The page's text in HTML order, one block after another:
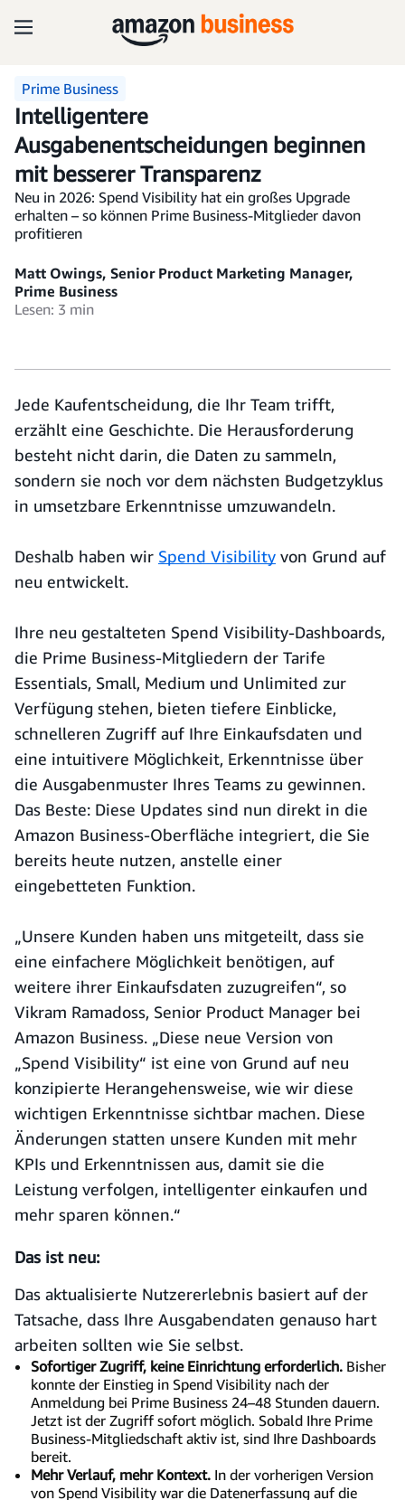
Prime Business
Intelligentere
Ausgabenentscheidungen beginnen
mit besserer Transparenz
Neu in 2026: Spend Visibility hat ein großes Upgrade
erhalten – so können Prime Business-Mitglieder davon
profitieren
Matt Owings, Senior Product Marketing Manager,
Prime Business
Lesen: 3 min
Jede Kaufentscheidung, die Ihr Team trifft,
erzählt eine Geschichte. Die Herausforderung
besteht nicht darin, die Daten zu sammeln,
sondern sie noch vor dem nächsten Budgetzyklus
in umsetzbare Erkenntnisse umzuwandeln.
Deshalb haben wir Spend Visibility von Grund auf
neu entwickelt.
Ihre neu gestalteten Spend Visibility-Dashboards,
die Prime Business-Mitgliedern der Tarife
Essentials, Small, Medium und Unlimited zur
Verfügung stehen, bieten tiefere Einblicke,
schnelleren Zugriff auf Ihre Einkaufsdaten und
eine intuitivere Möglichkeit, Erkenntnisse über
die Ausgabenmuster Ihres Teams zu gewinnen.
Das Beste: Diese Updates sind nun direkt in die
Amazon Business-Oberfläche integriert, die Sie
bereits heute nutzen, anstelle einer
eingebetteten Funktion.
„Unsere Kunden haben uns mitgeteilt, dass sie
eine einfachere Möglichkeit benötigen, auf
weitere ihrer Einkaufsdaten zuzugreifen“, so
Vikram Ramadoss, Senior Product Manager bei
Amazon Business. „Diese neue Version von
„Spend Visibility“ ist eine von Grund auf neu
konzipierte Herangehensweise, wie wir diese
wichtigen Erkenntnisse sichtbar machen. Diese
Änderungen statten unsere Kunden mit mehr
KPIs und Erkenntnissen aus, damit sie die
Leistung verfolgen, intelligenter einkaufen und
mehr sparen können.“
Das ist neu:
Das aktualisierte Nutzererlebnis basiert auf der
Tatsache, dass Ihre Ausgabendaten genauso hart
arbeiten sollten wie Sie selbst.
Sofortiger Zugriff, keine Einrichtung erforderlich. Bisher
konnte der Einstieg in Spend Visibility nach der
Anmeldung bei Prime Business 24–48 Stunden dauern.
Jetzt ist der Zugriff sofort möglich. Sobald Ihre Prime
Business-Mitgliedschaft aktiv ist, sind Ihre Dashboards
bereit.
Mehr Verlauf, mehr Kontext. In der vorherigen Version
von Spend Visibility war die Datenerfassung auf die